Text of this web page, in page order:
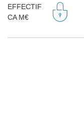
EFFECTIF
CA M€